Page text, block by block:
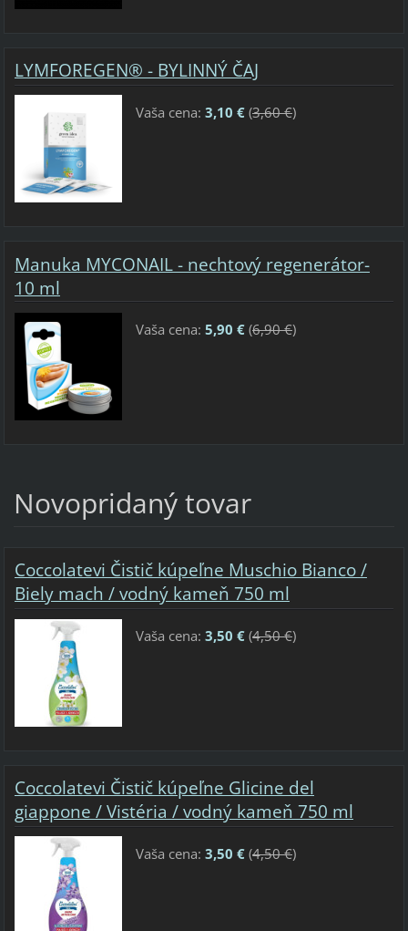
LYMFOREGEN® - BYLINNÝ ČAJ
Vaša cena: 3,10 €(3,60 €)
Manuka MYCONAIL - nechtový regenerátor-
10 ml
Vaša cena: 5,90 €(6,90 €)
Novopridaný tovar
Coccolatevi Čistič kúpeľne Muschio Bianco /
Biely mach / vodný kameň 750 ml
Vaša cena: 3,50 €(4,50 €)
Coccolatevi Čistič kúpeľne Glicine del
giappone / Vistéria / vodný kameň 750 ml
Vaša cena: 3,50 €(4,50 €)